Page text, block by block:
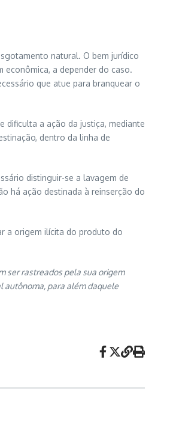
natural. O bem jurídico
a depender do caso.
que atue para branquear o
dificulta a ação da justiça, mediante
dentro da linha de
distinguir-se a lavagem de
há ação destinada à reinserção do
a origem ilícita do produto do
ser rastreados pela sua origem
autônoma, para além daquele